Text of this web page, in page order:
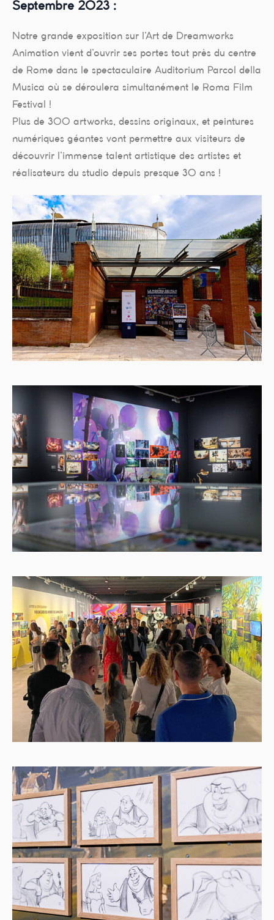
Septembre 2023 :
Notre grande exposition sur l’Art de Dreamworks
Animation vient d’ouvrir ses portes tout près du centre
de Rome dans le spectaculaire Auditorium Parcol della
Musica où se déroulera simultanément le Roma Film
Festival !
Plus de 300 artworks, dessins originaux, et peintures
numériques géantes vont permettre aux visiteurs de
découvrir l’immense talent artistique des artistes et
réalisateurs du studio depuis presque 30 ans !